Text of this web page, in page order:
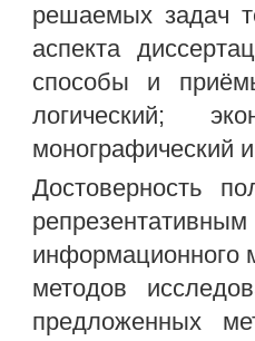
решаемых задач
аспекта
способы и
логический;
монографический
Достоверность
информационного
методов
предложенных